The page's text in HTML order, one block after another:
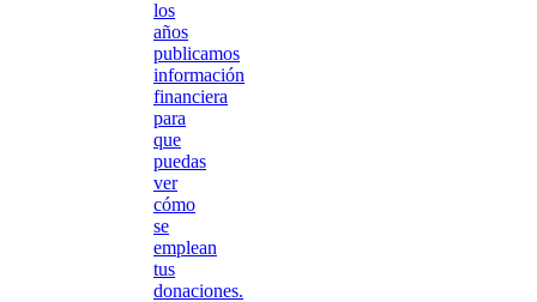
los
años
publicamos
información
financiera
para
que
puedas
ver
cómo
se
emplean
tus
donaciones.